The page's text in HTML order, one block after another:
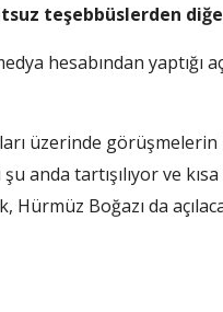
teşebbüslerden
hesabından yaptığı
üzerinde
anda tartışılıyor ve
Boğazı da